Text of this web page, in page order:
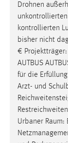
Drohnen
kontrollierten
bisher nicht
€ Projektträger:
AUTBUS
für die
Arzt- und
Urbaner Raum: